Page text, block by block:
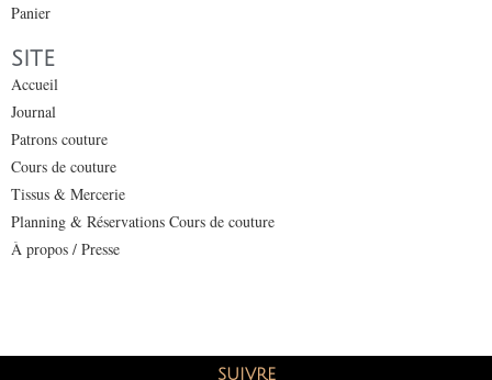
Panier
SITE
Accueil
Journal
Patrons couture
Cours de couture
Tissus & Mercerie
Planning & Réservations Cours de couture
À propos / Presse
SUIVRE